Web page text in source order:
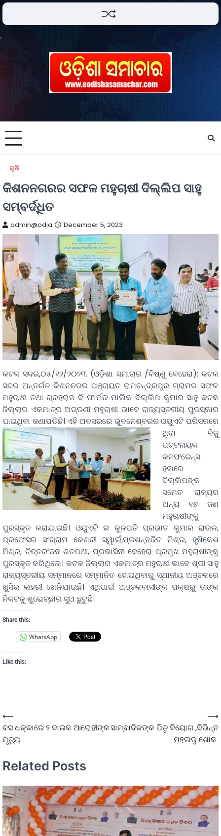
କୃଷି
କିଶନନଗରର ସଫଳ ମହୁଚାଷୀ ଦିଲ୍ଲିପ ସାହୁ
ସମ୍ବର୍ଦ୍ଧିତ
admin@odia December 5, 2023
କଟକ ସଦର,୦୫/୧୨/୨୦୨୩ (ଓଡ଼ିଶା ସମାଚାର /ବିଷ୍ଣୁ ବେହେରା): କଟକ
ସଦର ଅନ୍ତର୍ଗତ କିଶନନଗର ପଞ୍ଚାୟତ ରାମଚନ୍ଦ୍ରପୁର ଗ୍ରାମର ସଫଳ
ମହୁଚାଷୀ ତଥା ଗ୍ରହରାଜ ବି ଫାର୍ମର ମାଲିକ ଦିଲ୍ଲିପ କୁମାର ସାହୁ କଟକ
ଜିଲ୍ଲାର ଏକମାତ୍ର ଅଗ୍ରଣୀ ମହୁଚାଷୀ ଭାବେ ରାଜ୍ୟସ୍ତରୀୟ ପୁରସ୍କାର
ପାଇଥିବା ଜଣାପଡିଛି।ଏହି ଅବସରରେ ଭୁବନେଶ୍ବରର ଓୟୁଏଟି ପରିସରରେ
ଥିବା ବିଜୁ
ପଟ୍ଟନାୟକ
କନଫରେନ୍ସ
ହଲରେ
ଦିଲ୍ଲିପଙ୍କ
ସମେତ ରାଜ୍ୟର
ଅନ୍ୟ ୧୬ ଜଣ
ମହୁଚାଷୀଙ୍କୁ
ପୁରସ୍କୃତ କରାଯାଇଛି। ଓୟୁଏଟି ର କୁଳପତି ପ୍ରଭାତ କୁମାର ରାଉଳ,
ପ୍ରଫେସର ସଂଗ୍ରାମ କେଶରୀ ସ୍ୱାଇଁ,ପ୍ରଶନ୍ନଜିତ ମିଶ୍ର, ହୃଷିକେଶ
ମିଶ୍ର, ଚିତ୍ତରଂଜନ ଶତପଥୀ, ପ୍ରଭାସିନୀ ବେହେରା ପ୍ରମୁଖ ମହୁଚାଷୀଙ୍କୁ
ପୁରସ୍କୃତ କରିଥିଲେ। କଟକ ଜିଲ୍ଲାର ଏକମାତ୍ର ମହୁଚାଷୀ ଭାବେ ଶ୍ରୀ ସାହୁ
ରାଜ୍ୟସ୍ତରୀୟ ସମ୍ମାନରେ ସମ୍ମାନିତ ହୋଇଥିବାରୁ ସ୍ଥାନୀୟ ଅଞ୍ଚଳରେ
ଖୁସିର ଲହରୀ ଖେଳିଯାଇଛି। ଏଥିପାଇଁ ଅଞ୍ଚଳବାସୀଙ୍କ ପକ୍ଷରୁ ତାଙ୍କ
ନିକଟକୁ ଶୁଭେଚ୍ଛାର ସୁଅ ଛୁଟୁଛି।
Share this:
WhatsApp
Like this:
⟵
ବସ ଧକ୍କାରେ ୨ ବାଇକ ଆରୋହୀଙ୍କ
ମୃତ୍ୟୁ
ସାମ୍ବାଦିକଙ୍କ ପିତୃ ବିୟୋଗ ,ବିଭିନ୍ନ
ମହଲରୁ ଶୋକ
⟶
Related Posts